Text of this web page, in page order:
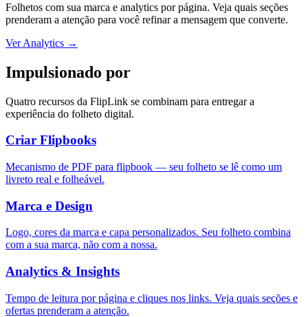
Folhetos com sua marca e analytics por página. Veja quais seções
prenderam a atenção para você refinar a mensagem que converte.
Ver Analytics →
Impulsionado por
Quatro recursos da FlipLink se combinam para entregar a
experiência do folheto digital.
Criar Flipbooks
Mecanismo de PDF para flipbook — seu folheto se lê como um
livreto real e folheável.
Marca e Design
Logo, cores da marca e capa personalizados. Seu folheto combina
com a sua marca, não com a nossa.
Analytics & Insights
Tempo de leitura por página e cliques nos links. Veja quais seções e
ofertas prenderam a atenção.